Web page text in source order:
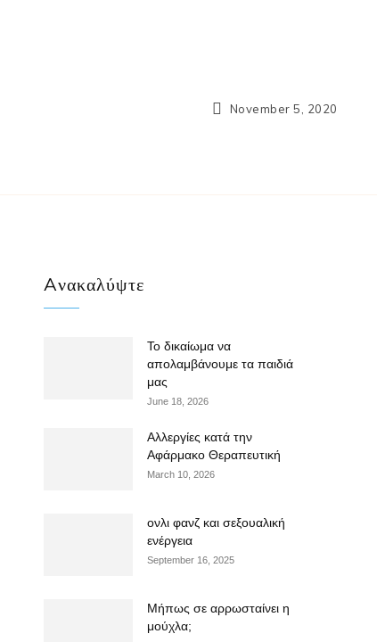
November 5, 2020
Aνακαλύψτε
Το δικαίωμα να
απολαμβάνουμε τα παιδιά
μας
June 18, 2026
Αλλεργίες κατά την
Αφάρμακο Θεραπευτική
March 10, 2026
ονλι φανζ και σεξουαλική
ενέργεια
September 16, 2025
Μήπως σε αρρωσταίνει η
μούχλα;